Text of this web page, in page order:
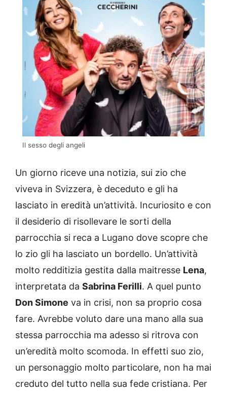
Il sesso degli angeli
Un giorno riceve una notizia, sui zio che
viveva in Svizzera, è deceduto e gli ha
lasciato in eredità un’attività. Incuriosito e con
il desiderio di risollevare le sorti della
parrocchia si reca a Lugano dove scopre che
lo zio gli ha lasciato un bordello. Un’attività
molto redditizia gestita dalla maitresse Lena,
interpretata da Sabrina Ferilli. A quel punto
Don Simone va in crisi, non sa proprio cosa
fare. Avrebbe voluto dare una mano alla sua
stessa parrocchia ma adesso si ritrova con
un’eredità molto scomoda. In effetti suo zio,
un personaggio molto particolare, non ha mai
creduto del tutto nella sua fede cristiana. Per